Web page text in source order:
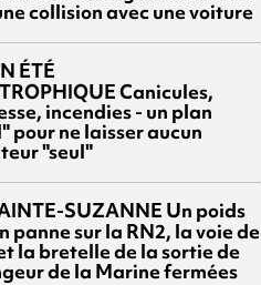
collision avec une voiture
ÉTÉ
Canicules,
incendies - un plan
pour ne laisser aucun
"seul"
SUZANNE Un poids
panne sur la RN2, la voie de
la bretelle de la sortie de
de la Marine fermées